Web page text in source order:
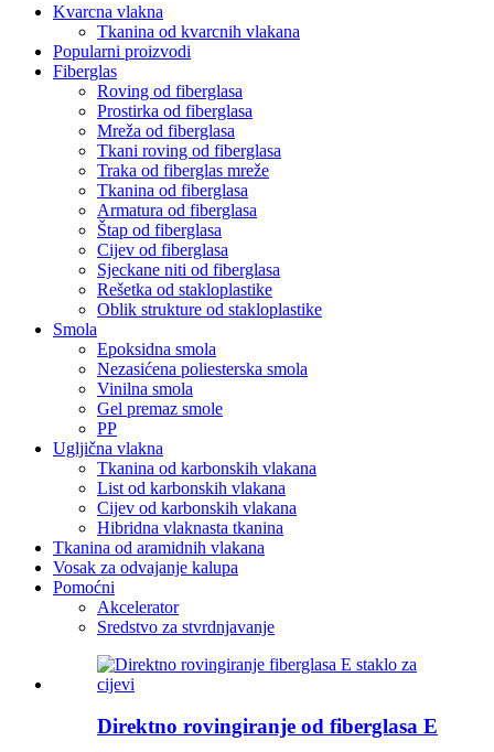
Kvarcna vlakna
Tkanina od kvarcnih vlakana
Popularni proizvodi
Fiberglas
Roving od fiberglasa
Prostirka od fiberglasa
Mreža od fiberglasa
Tkani roving od fiberglasa
Traka od fiberglas mreže
Tkanina od fiberglasa
Armatura od fiberglasa
Štap od fiberglasa
Cijev od fiberglasa
Sjeckane niti od fiberglasa
Rešetka od stakloplastike
Oblik strukture od stakloplastike
Smola
Epoksidna smola
Nezasićena poliesterska smola
Vinilna smola
Gel premaz smole
PP
Ugljična vlakna
Tkanina od karbonskih vlakana
List od karbonskih vlakana
Cijev od karbonskih vlakana
Hibridna vlaknasta tkanina
Tkanina od aramidnih vlakana
Vosak za odvajanje kalupa
Pomoćni
Akcelerator
Sredstvo za stvrdnjavanje
Direktno rovingiranje od fiberglasa E